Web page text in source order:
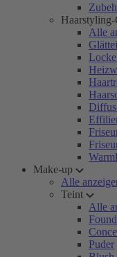
Haarstyling-
Alle
Make-up
Alle
Teint
Alle
Puder